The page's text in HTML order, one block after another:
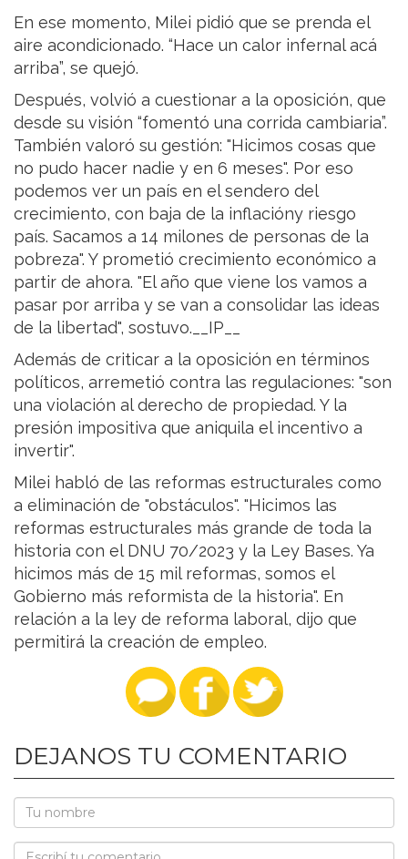
En ese momento, Milei pidió que se prenda el
aire acondicionado. “Hace un calor infernal acá
arriba”, se quejó.
Después, volvió a cuestionar a la oposición, que
desde su visión “fomentó una corrida cambiaria”.
También valoró su gestión: "Hicimos cosas que
no pudo hacer nadie y en 6 meses". Por eso
podemos ver un país en el sendero del
crecimiento, con baja de la inflacióny riesgo
país. Sacamos a 14 milones de personas de la
pobreza". Y prometió crecimiento económico a
partir de ahora. "El año que viene los vamos a
pasar por arriba y se van a consolidar las ideas
de la libertad", sostuvo.__IP__
Además de criticar a la oposición en términos
políticos, arremetió contra las regulaciones: "son
una violación al derecho de propiedad. Y la
presión impositiva que aniquila el incentivo a
invertir".
Milei habló de las reformas estructurales como
a eliminación de "obstáculos". "Hicimos las
reformas estructurales más grande de toda la
historia con el DNU 70/2023 y la Ley Bases. Ya
hicimos más de 15 mil reformas, somos el
Gobierno más reformista de la historia". En
relación a la ley de reforma laboral, dijo que
permitirá la creación de empleo.
DEJANOS TU COMENTARIO